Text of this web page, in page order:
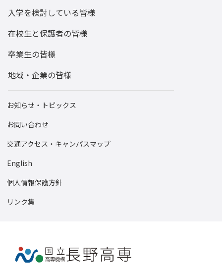
入学を検討している皆様
在校生と保護者の皆様
卒業生の皆様
地域・企業の皆様
お知らせ・トピックス
お問い合わせ
交通アクセス・キャンパスマップ
English
個人情報保護方針
リンク集